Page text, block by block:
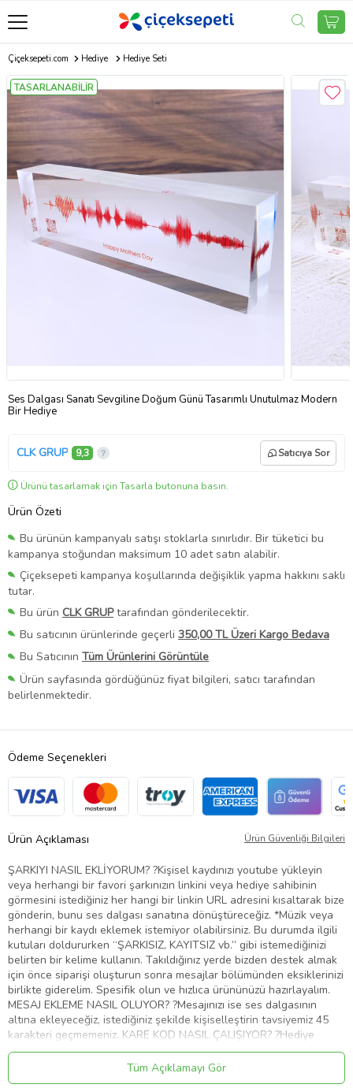
Çiçeksepeti.com Hediye Hediye Seti
TASARLANABİLİR
Ses Dalgası Sanatı Sevgiline Doğum Günü Tasarımlı Unutulmaz Modern
Bir Hediye
CLK GRUP 9,3 Satıcıya Sor
Ürünü tasarlamak için Tasarla butonuna basın.
Ürün Özeti
Bu ürünün kampanyalı satışı stoklarla sınırlıdır. Bir tüketici bu
kampanya stoğundan maksimum 10 adet satın alabilir.
Çiçeksepeti kampanya koşullarında değişiklik yapma hakkını saklı
tutar.
Bu ürün CLK GRUPtarafından gönderilecektir.
Bu satıcının ürünlerinde geçerli 350,00 TL Üzeri Kargo Bedava
Bu Satıcının Tüm Ürünlerini Görüntüle
Ürün sayfasında gördüğünüz fiyat bilgileri, satıcı tarafından
belirlenmektedir.
Ödeme Seçenekleri
Ürün Açıklaması Ürün Güvenliği Bilgileri
ŞARKIYI NASIL EKLİYORUM? ?Kişisel kaydınızı youtube yükleyin
veya herhangi bir favori şarkınızın linkini veya hediye sahibinin
görmesini istediğiniz her hangi bir linkin URL adresini kısaltarak bize
gönderin, bunu ses dalgası sanatına dönüştüreceğiz. *Müzik veya
herhangi bir kaydı eklemek istemiyor olabilirsiniz. Bu durumda ilgili
kutuları doldururken “ŞARKISIZ, KAYITSIZ vb.” gibi istemediğinizi
belirten bir kelime kullanın. Takıldığınız yerde bizden destek almak
için önce siparişi oluşturun sonra mesajlar bölümünden eksiklerinizi
birlikte giderelim. Spesifik olun ve hızlıca ürününüzü hazırlayalım.
MESAJ EKLEME NASIL OLUYOR? ?Mesajınızı ise ses dalgasının
altına ekleyeceğiz, istediğiniz şekilde kişiselleştirin tavsiyemiz 45
karakteri geçmemeniz. KARE KOD NASIL ÇALIŞIYOR? ?Hediye
sahibi herhangi bir akıllı telefonun kamerası ile şifreli QR kodu
taratarak kaydınızı dinler veya görür. ? Ses dalgası sanatında
sektörün lideriyiz. Kız arkadaşınız, erkek arkadaşınız, anne ve
Tüm Açıklamayı Gör